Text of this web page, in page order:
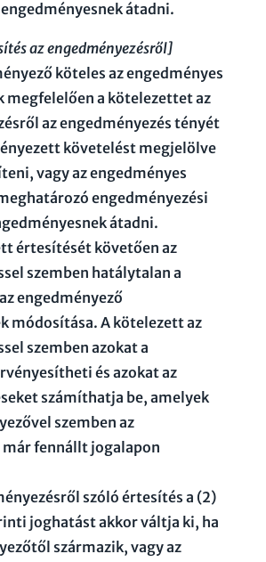
átadni.
az engedményezésről]
köteles az engedményes
megfelelően a kötelezettet az
az engedményezés tényét
követelést megjelölve
vagy az engedményes
engedményezési
átadni.
értesítését követően az
szemben hatálytalan a
engedményező
módosítása. A kötelezett az
szemben azokat a
és azokat az
számíthatja be, amelyek
szemben az
fennállt jogalapon
szóló értesítés a (2)
joghatást akkor váltja ki, ha
származik, vagy az